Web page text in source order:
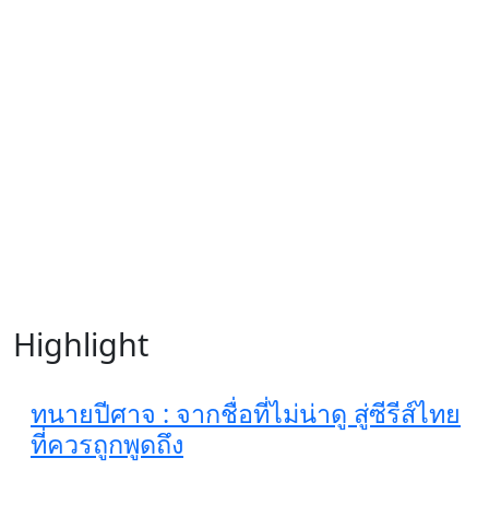
Highlight
ทนายปีศาจ : จากชื่อที่ไม่น่าดู สู่ซีรีส์ไทย
ที่ควรถูกพูดถึง